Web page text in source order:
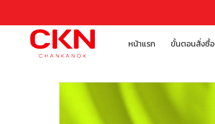
หน้าแรก ขั้นตอนสั่งซื้อ